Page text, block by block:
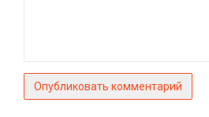
Опубликовать комментарий